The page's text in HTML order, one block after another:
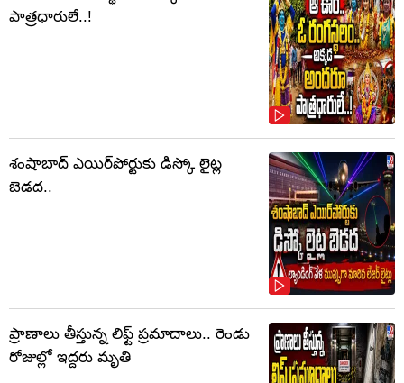
పాత్రధారులే..!
శంషాబాద్ ఎయిర్‌పోర్టుకు డిస్కో లైట్ల
బెడద..
ప్రాణాలు తీస్తున్న లిఫ్ట్‌ ప్రమాదాలు.. రెండు
రోజుల్లో ఇద్దరు మృతి